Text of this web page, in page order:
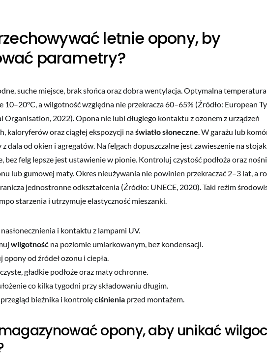
letnie opony, by
parametry?
suche miejsce, brak słońca oraz dobra wentylacja. Optymalna
10–20°C, a wilgotność względna nie przekracza 60–65% (Źródło: European
Organisation, 2022). Opona nie lubi długiego kontaktu z ozonem z urządzeń
kaloryferów oraz ciągłej ekspozycji naświatło słoneczne . W garażu lub
dala od okien i agregatów. Na felgach dopuszczalne jest zawieszenie na
bez felg lepsze jest ustawienie w pionie. Kontroluj czystość podłoża oraz
lub gumowej maty. Okres nieużywania nie powinien przekraczać 2–3 lat, a
jednostronne odkształcenia (Źródło: UNECE, 2020). Taki reżim
starzenia i utrzymuje elastyczność mieszanki.
i kontaktu z lampami UV.
wilgotność na poziomie umiarkowanym, bez kondensacji.
opony od źródeł ozonu i ciepła.
gładkie podłoże oraz maty ochronne.
co kilka tygodni przy składowaniu długim.
bieżnika i kontrolęciśnienia przed montażem.
opony, aby unikać